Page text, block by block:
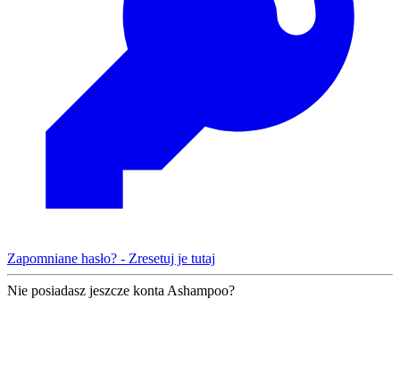
Zapomniane hasło? - Zresetuj je tutaj
Nie posiadasz jeszcze konta Ashampoo?